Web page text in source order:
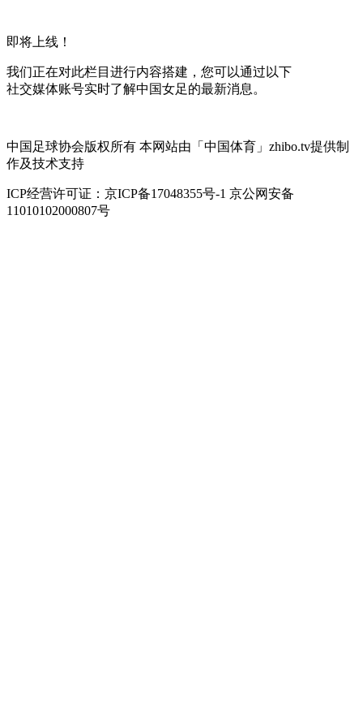
即将上线！
我们正在对此栏目进行内容搭建，您可以通过以下
社交媒体账号实时了解中国女足的最新消息。
中国足球协会版权所有 本网站由「中国体育」zhibo.tv提供制
作及技术支持
ICP经营许可证：京ICP备17048355号-1 京公网安备
11010102000807号